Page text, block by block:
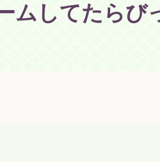
ムしてたらび